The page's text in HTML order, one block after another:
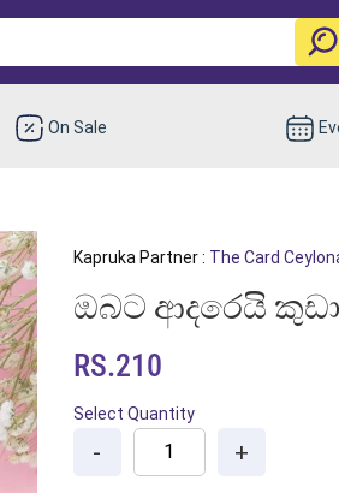
On Sale
Kapruka Partner : The Card
ඔබට ආදරෙයි කුඩා
RS.210
Select Quantity
- +